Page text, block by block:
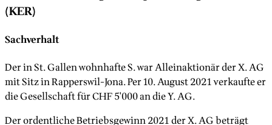
(KER)
Sachverhalt
Der in St. Gallen wohnhafte S. war Alleinaktionär der X. AG
mit Sitz in Rapperswil-Jona. Per 10. August 2021 verkaufte er
die Gesellschaft für CHF 5'000 an die Y. AG.
Der ordentliche Betriebsgewinn 2021 der X. AG beträgt